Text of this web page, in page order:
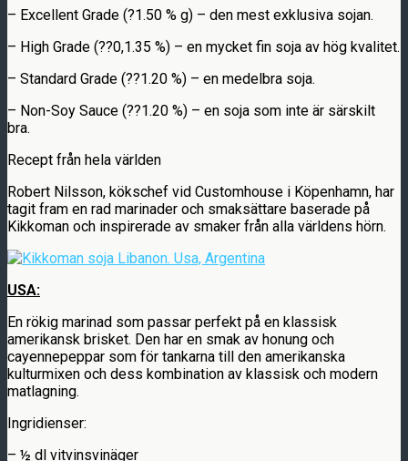
– Excellent Grade (?1.50 % g) – den mest exklusiva sojan.
– High Grade (??0,1.35 %) – en mycket fin soja av hög kvalitet.
– Standard Grade (??1.20 %) – en medelbra soja.
– Non-Soy Sauce (??1.20 %) – en soja som inte är särskilt
bra.
Recept från hela världen
Robert Nilsson, kökschef vid Customhouse i Köpenhamn, har
tagit fram en rad marinader och smaksättare baserade på
Kikkoman och inspirerade av smaker från alla världens hörn.
USA:
En rökig marinad som passar perfekt på en klassisk
amerikansk brisket. Den har en smak av honung och
cayennepeppar som för tankarna till den amerikanska
kulturmixen och dess kombination av klassisk och modern
matlagning.
Ingridienser:
– ½ dl vitvinsvinäger